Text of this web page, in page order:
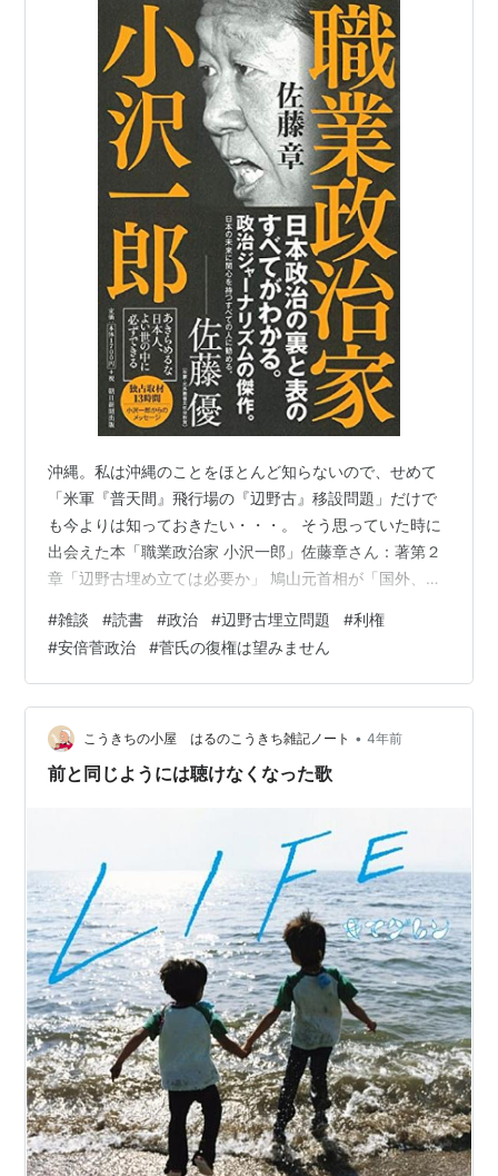
沖縄。私は沖縄のことをほとんど知らないので、せめて
「米軍『普天間』飛行場の『辺野古』移設問題」だけで
も今よりは知っておきたい・・・。 そう思っていた時に
出会えた本「職業政治家 小沢一郎」佐藤章さん：著第２
章「辺野古埋め立ては必要か」 鳩山元首相が「国外、最
Ｐ139～174の36ページ分というコンパクトな文量だった
ので、私のおつむでも（読んだ直後は）理解できまし
た。 以下、 佐藤章「職業政治家 小沢一郎」朝日新聞出
版 2020年9月発行 によると、普天間からの移設の候補地
は、辺野古ではなく「徳之島」と「米国自治領 テニアン
島」だったとのこと。 こ…
#雑談 #読書 #政治 #辺野古埋立問題 #利権
#安倍菅政治 #菅氏の復権は望みません
こうきちの小屋 はるのこうきち雑記ノート • 4年前
前と同じようには聴けなくなった歌